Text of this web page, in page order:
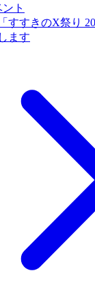
ト
すすきのX祭り
ます